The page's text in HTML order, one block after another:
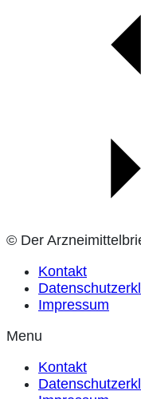
© Der
Kontakt
Impressum
Menu
Kontakt